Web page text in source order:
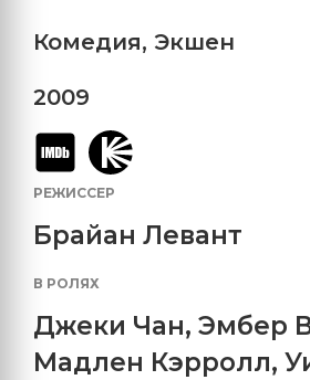
Комедия, Экшен
2009
РЕЖИССЕР
Брайан Левант
В РОЛЯХ
Джеки Чан, Эмбер
Мадлен Кэрролл,